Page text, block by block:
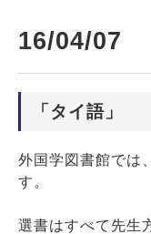
16/04/07
「タイ語」
外国学図書館では
す。
選書はすべて先生